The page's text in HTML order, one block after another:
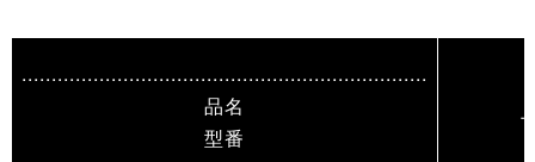
....................................................................
品名
型番